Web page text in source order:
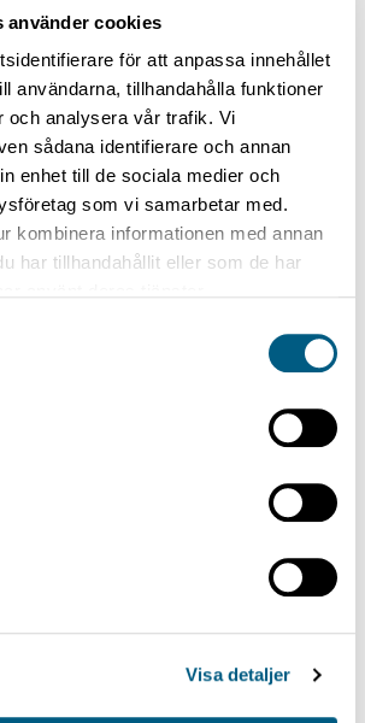
använder cookies
för att anpassa innehållet
användarna, tillhandahålla funktioner
och analysera vår trafik. Vi
sådana identifierare och annan
enhet till de sociala medier och
som vi samarbetar med.
kombinera informationen med annan
har tillhandahållit eller som de har
Visa detaljer
Feeder